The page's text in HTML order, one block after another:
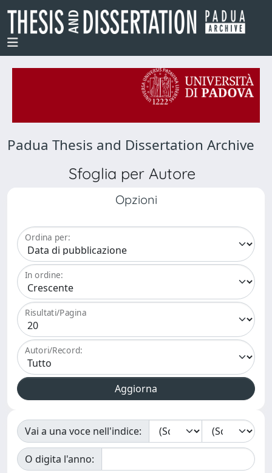
Padua Thesis and Dissertation Archive
Sfoglia per Autore
Opzioni
Ordina per:
In ordine:
Risultati/Pagina
Autori/Record:
Vai a una voce nell'indice:
O digita l'anno: